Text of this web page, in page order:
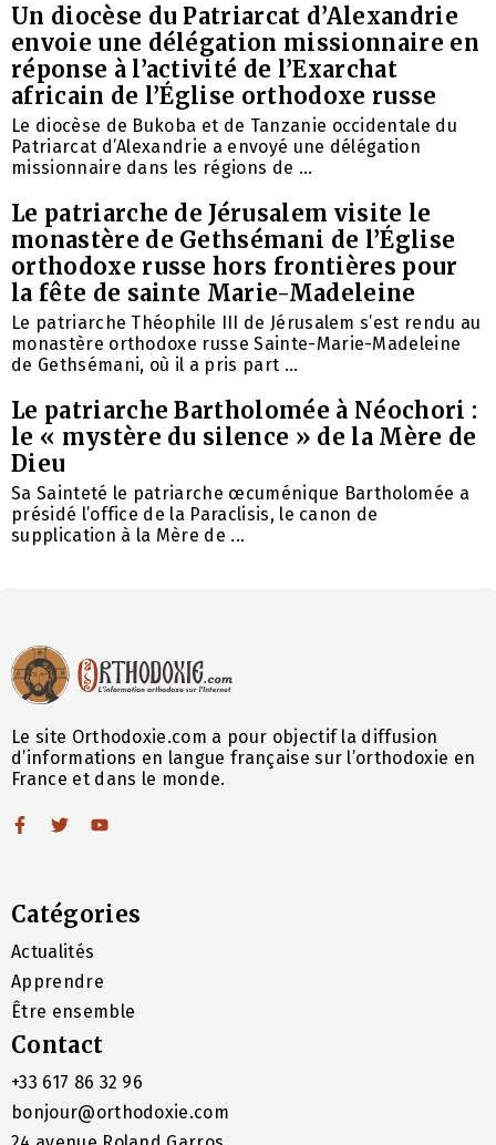
Un diocèse du Patriarcat d’Alexandrie
envoie une délégation missionnaire en
réponse à l’activité de l’Exarchat
africain de l’Église orthodoxe russe
Le diocèse de Bukoba et de Tanzanie occidentale du
Patriarcat d’Alexandrie a envoyé une délégation
missionnaire dans les régions de ...
Le patriarche de Jérusalem visite le
monastère de Gethsémani de l’Église
orthodoxe russe hors frontières pour
la fête de sainte Marie-Madeleine
Le patriarche Théophile III de Jérusalem s’est rendu au
monastère orthodoxe russe Sainte-Marie-Madeleine
de Gethsémani, où il a pris part ...
Le patriarche Bartholomée à Néochori :
le « mystère du silence » de la Mère de
Dieu
Sa Sainteté le patriarche œcuménique Bartholomée a
présidé l’office de la Paraclisis, le canon de
supplication à la Mère de ...
Le site Orthodoxie.com a pour objectif la diffusion
d’informations en langue française sur l’orthodoxie en
France et dans le monde.
Catégories
Actualités
Apprendre
Être ensemble
Contact
+33 617 86 32 96
bonjour@orthodoxie.com